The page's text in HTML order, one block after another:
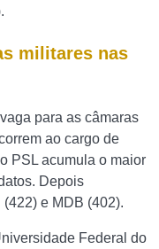
militares nas
para as câmaras
ao cargo de
PSL acumula o maior
Depois
e MDB (402).
Federal do